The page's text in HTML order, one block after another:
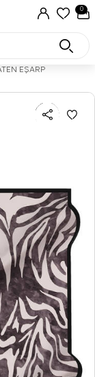
0
EŞARP